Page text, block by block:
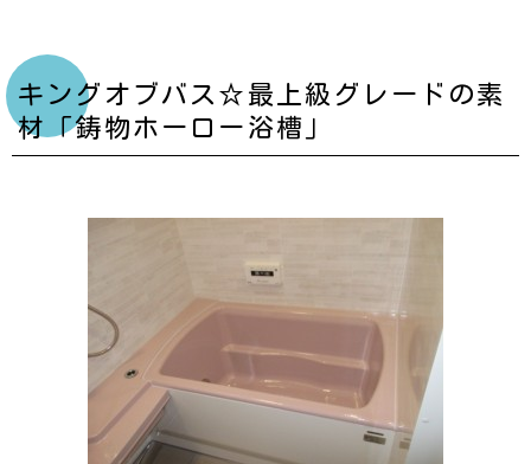
キングオブバス☆最上級グレードの素
材「鋳物ホーロー浴槽」